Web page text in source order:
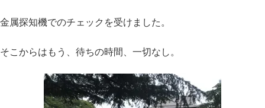
金属探知機でのチェックを受けました。
そこからはもう、待ちの時間、一切なし。